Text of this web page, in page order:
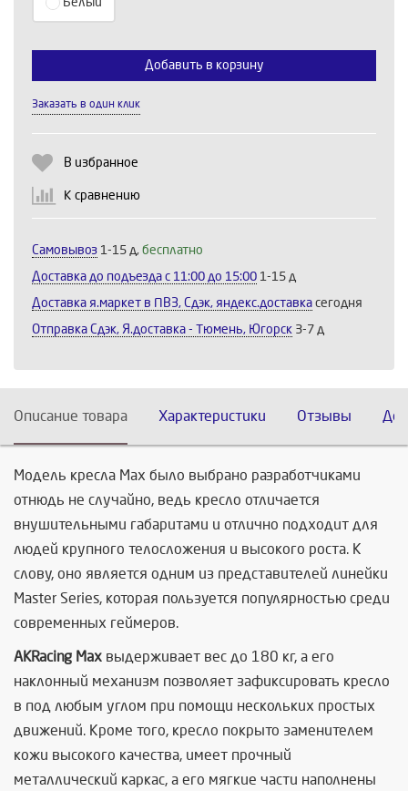
Выберите количество:
Продолжить Отмена
Добавить в корзину
Заказать в один клик
В избранное
К сравнению
Самовывоз 1-15 д, бесплатно
Доставка до подъезда c 11:00 до 15:00 1-15 д
Доставка я.маркет в ПВЗ, Сдэк, яндекс.доставка сегодня
Отправка Сдэк, Я.доставка - Тюмень, Югорск 3-7 д
Описание товара Характеристики Отзывы
Модель кресла Max было выбрано разработчиками
отнюдь не случайно, ведь кресло отличается
внушительными габаритами и отлично подходит для
людей крупного телосложения и высокого роста. К
слову, оно является одним из представителей линейки
Master Series, которая пользуется популярностью среди
современных геймеров.
AKRacing Max выдерживает вес до 180 кг, а его
наклонный механизм позволяет зафиксировать кресло
в под любым углом при помощи нескольких простых
движений. Кроме того, кресло покрыто заменителем
кожи высокого качества, имеет прочный
металлический каркас, а его мягкие части наполнены